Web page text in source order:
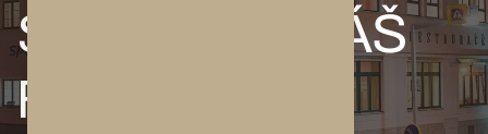
SLEDUJTE NÁŠ
FACEBOOK a